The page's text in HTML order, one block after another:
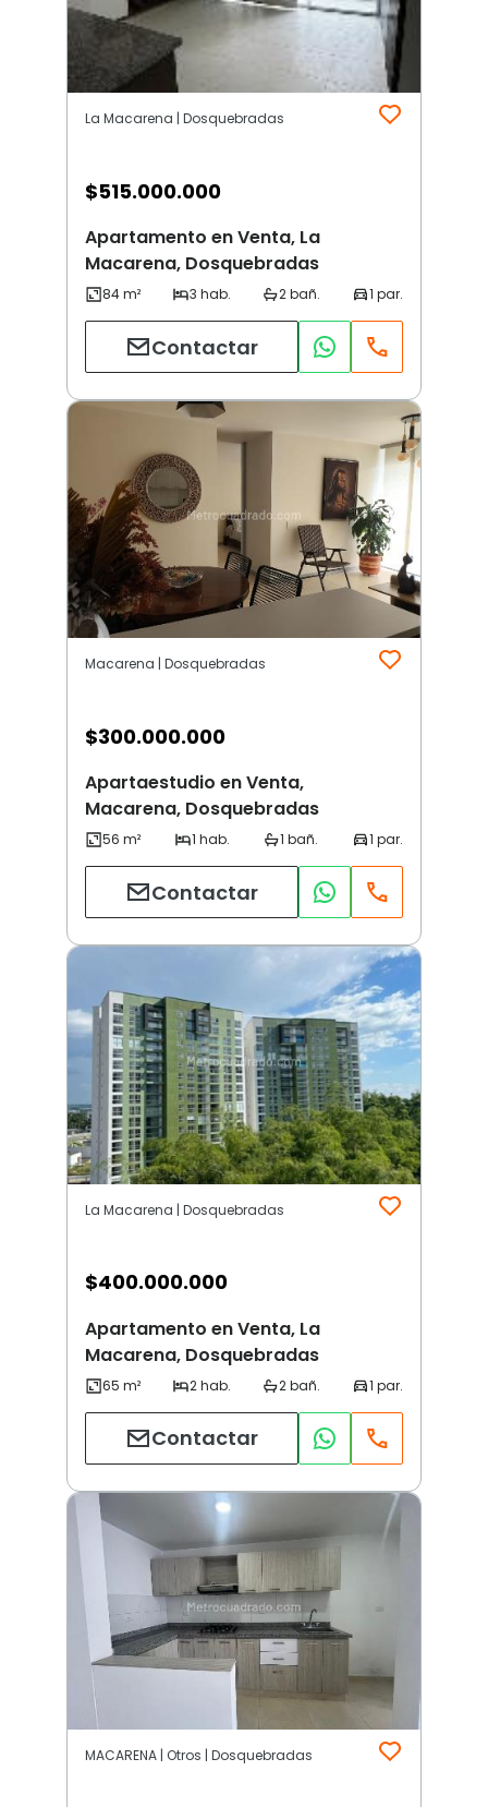
La Macarena | Dosquebradas
$515.000.000
Apartamento en Venta, La
Macarena, Dosquebradas
Contactar
Macarena | Dosquebradas
$300.000.000
Apartaestudio en Venta,
Macarena, Dosquebradas
Contactar
La Macarena | Dosquebradas
$400.000.000
Apartamento en Venta, La
Macarena, Dosquebradas
Contactar
MACARENA | Otros | Dosquebradas